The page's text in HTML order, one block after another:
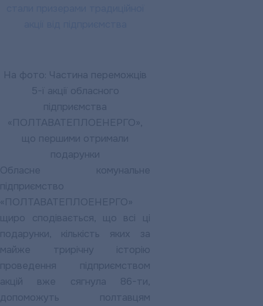
На фото: Частина переможців
5-ї акції обласного
підприємства
«ПОЛТАВАТЕПЛОЕНЕРГО»,
що першими отримали
подарунки
Обласне комунальне
підприємство
«ПОЛТАВАТЕПЛОЕНЕРГО»
щиро сподівається, що всі ці
подарунки, кількість яких за
майже трирічну історію
проведення підприємством
акцій вже сягнула 86-ти,
допоможуть полтавцям